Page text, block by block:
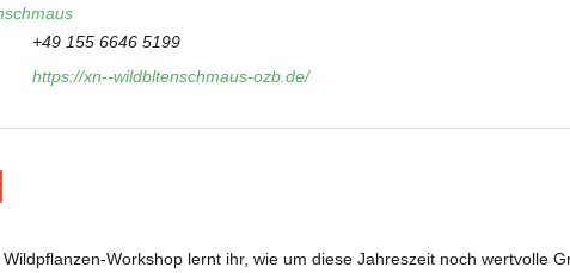
+49 155 6646 5199
https://xn--wildbltenschmaus-ozb.de/
Workshop lernt ihr, wie um diese Jahreszeit noch wertvolle